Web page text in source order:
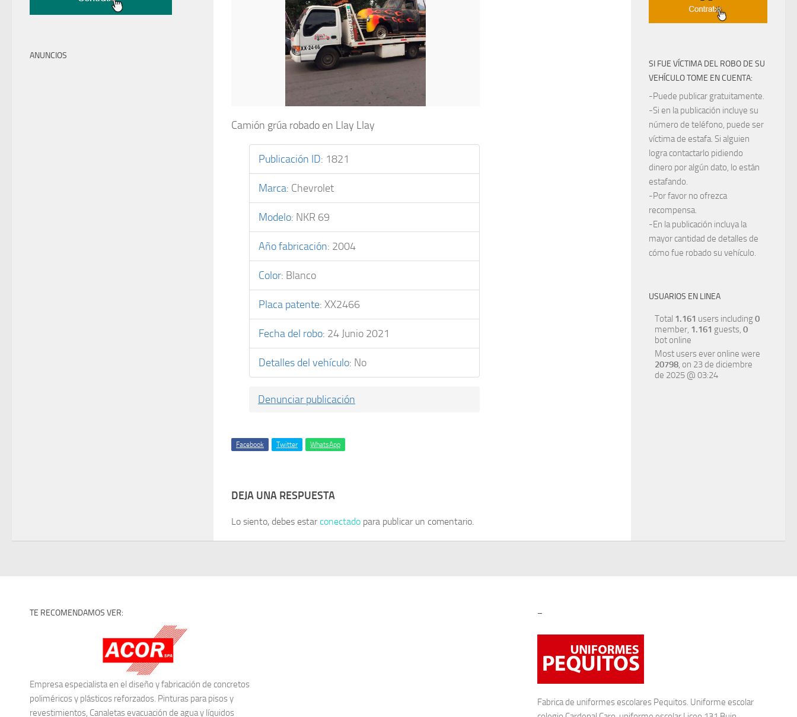
Camión grúa robado en Llay Llay
Publicación ID: 1821
Marca: Chevrolet
Modelo: NKR 69
Año fabricación: 2004
Color: Blanco
Placa patente: XX2466
Fecha del robo: 24 Junio 2021
Detalles del vehículo: No
Denunciar publicación
Facebook Twitter WhatsApp
DEJA UNA RESPUESTA
Lo siento, debes estarconectado para publicar un comentario.
ANUNCIOS
SI FUE VÍCTIMA DEL ROBO DE SU
VEHÍCULO TOME EN CUENTA:
-Puede publicar gratuitamente.
-Si en la publicación incluye su
número de teléfono, puede ser
víctima de estafa. Si alguien
logra contactarlo pidiendo
dinero por algún dato, lo están
estafando.
-Por favor no ofrezca
recompensa.
-En la publicación incluya la
mayor cantidad de detalles de
cómo fue robado su vehículo.
USUARIOS EN LINEA
Total 1.161 users including0
member, 1.161 guests, 0
bot online
Most users ever online were
20798, on 23 de diciembre
de 2025 @ 03:24
TE RECOMENDAMOS VER:
Empresa especialista en el diseño y fabricación de concretos
poliméricos y plásticos reforzados. Pinturas para pisos y
revestimientos, Canaletas evacuación de agua y líquidos
–
Fabrica de uniformes escolaresPequitos. Uniforme escolar